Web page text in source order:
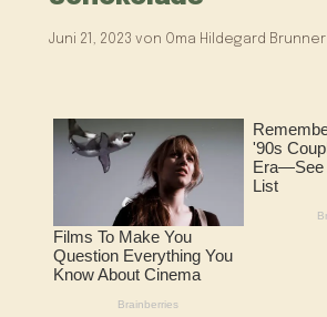
Juni 21, 2023 von Oma Hildegard Brunner